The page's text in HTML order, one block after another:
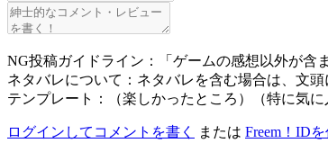
NG投稿ガイドライン：「ゲームの感想以外が含
ネタバレについて：ネタバレを含む場合は、文
テンプレート：（楽しかったところ）（特に気
ログインしてコメントを書く または Freem！ID